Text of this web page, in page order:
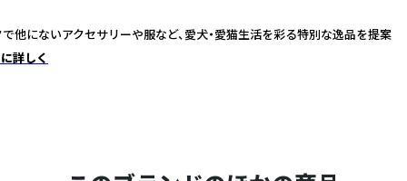
他にないアクセサリーや服など、愛犬・愛猫生活を彩る特別な逸品を提案
詳しく